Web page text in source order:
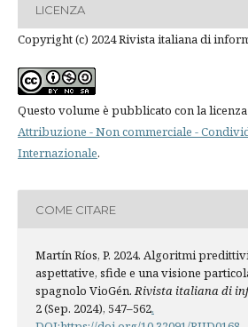
LICENZA
Copyright (c) 2024 Rivista italiana di
Questo volume è pubblicato con la licenza
Attribuzione - Non commerciale -
Internazionale.
COME CITARE
Martín Ríos, P. 2024. Algoritmi
aspettative, sfide e una visione
spagnolo VioGén.Rivista italiana di
2 (Sep. 2024), 547–562.